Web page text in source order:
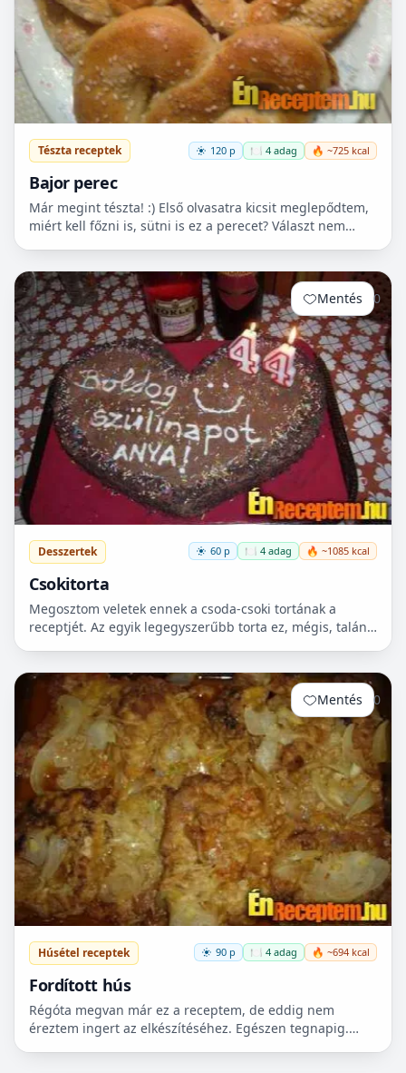
Tészta receptek 120 p 🍽️ 4 adag 🔥 ~725 kcal
Bajor perec
Már megint tészta! :) Első olvasatra kicsit meglepődtem,
miért kell főzni is, sütni is ez a perecet? Választ nem
Mentés 0
Desszertek 60 p 🍽️ 4 adag 🔥 ~1085 kcal
Csokitorta
Megosztom veletek ennek a csoda-csoki tortának a
receptjét. Az egyik legegyszerűbb torta ez, mégis, talán
Mentés 0
Húsétel receptek 90 p 🍽️ 4 adag 🔥 ~694 kcal
Fordított hús
Régóta megvan már ez a receptem, de eddig nem
éreztem ingert az elkészítéséhez. Egészen tegnapig.